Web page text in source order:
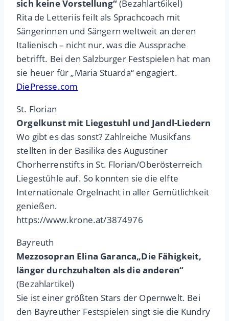
sich keine Vorstellung“(Bezahlart6ikel)
Rita de Letteriis feilt als Sprachcoach mit
Sängerinnen und Sängern weltweit an deren
Italienisch – nicht nur, was die Aussprache
betrifft. Bei den Salzburger Festspielen hat man
sie heuer für „Maria Stuarda“ engagiert.
DiePresse.com
St. Florian
Orgelkunst mit Liegestuhl und Jandl-Liedern
Wo gibt es das sonst? Zahlreiche Musikfans
stellten in der Basilika des Augustiner
Chorherrenstifts in St. Florian/Oberösterreich
Liegestühle auf. So konnten sie die elfte
Internationale Orgelnacht in aller Gemütlichkeit
genießen.
https://www.krone.at/3874976
Bayreuth
Mezzosopran Elina Garanca„Die Fähigkeit,
länger durchzuhalten als die anderen“
(Bezahlartikel)
Sie ist einer größten Stars der Opernwelt. Bei
den Bayreuther Festspielen singt sie die Kundry